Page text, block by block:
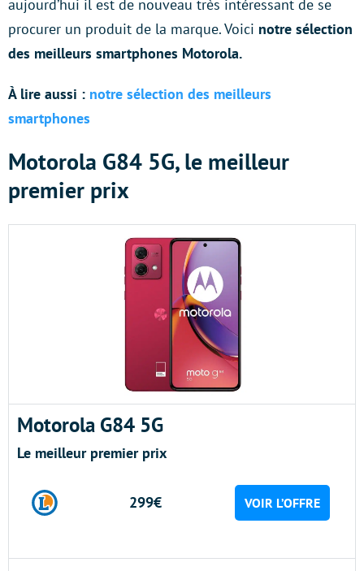
aujourd’hui il est de nouveau très intéressant de se
procurer un produit de la marque. Voici notre sélection
des meilleurs smartphones Motorola.
À lire aussi : notre sélection des meilleurs
smartphones
Motorola G84 5G, le meilleur
premier prix
Motorola G84 5G
Le meilleur premier prix
299€ VOIR L’OFFRE